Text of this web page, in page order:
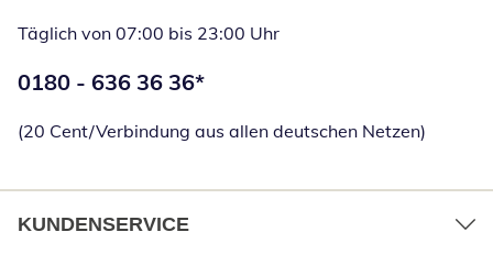
Täglich von 07:00 bis 23:00 Uhr
Telefonnummer:
0180 - 636 36 36*
(20 Cent/Verbindung aus allen deutschen Netzen)
KUNDENSERVICE